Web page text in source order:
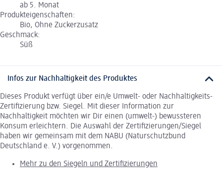
ab 5. Monat
Produkteigenschaften:
Bio, Ohne Zuckerzusatz
Geschmack:
Süß
Infos zur Nachhaltigkeit des Produktes
Dieses Produkt verfügt über ein/e Umwelt- oder Nachhaltigkeits-
Zertifizierung bzw. Siegel. Mit dieser Information zur
Nachhaltigkeit möchten wir Dir einen (umwelt-) bewussteren
Konsum erleichtern. Die Auswahl der Zertifizierungen/Siegel
haben wir gemeinsam mit dem NABU (Naturschutzbund
Deutschland e. V.) vorgenommen.
Mehr zu den Siegeln und Zertifizierungen